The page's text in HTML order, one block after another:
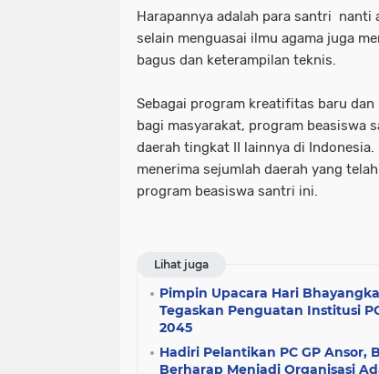
Harapannya adalah para santri nanti
selain menguasai ilmu agama juga
bagus dan keterampilan teknis.
Sebagai program kreatifitas baru
bagi masyarakat, program beasiswa
daerah tingkat II lainnya di Indonesia.
menerima sejumlah daerah yang
program beasiswa santri ini.
Lihat juga
Pimpin Upacara Hari
Tegaskan Penguatan Institusi
2045
Hadiri Pelantikan PC GP Ansor,
Berharap Menjadi Organisasi